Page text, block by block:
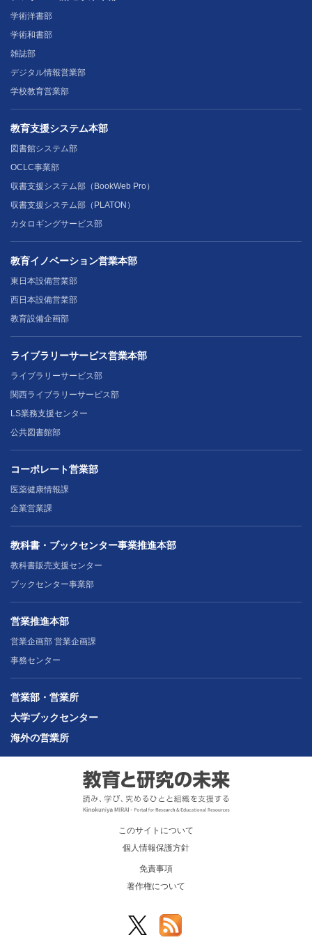
学術洋書部
学術和書部
雑誌部
デジタル情報営業部
学校教育営業部
教育支援システム本部
図書館システム部
OCLC事業部
収書支援システム部（BookWeb Pro）
収書支援システム部（PLATON）
カタロギングサービス部
教育イノベーション営業本部
東日本設備営業部
西日本設備営業部
教育設備企画部
ライブラリーサービス営業本部
ライブラリーサービス部
関西ライブラリーサービス部
LS業務支援センター
公共図書館部
コーポレート営業部
医薬健康情報課
企業営業課
教科書・ブックセンター事業推進本部
教科書販売支援センター
ブックセンター事業部
営業推進本部
営業企画部 営業企画課
事務センター
営業部・営業所
大学ブックセンター
海外の営業所
このサイトについて
個人情報保護方針
免責事項
著作権について